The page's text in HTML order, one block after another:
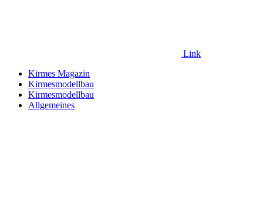
Link
Kirmes Magazin
Kirmesmodellbau
Kirmesmodellbau
Allgemeines